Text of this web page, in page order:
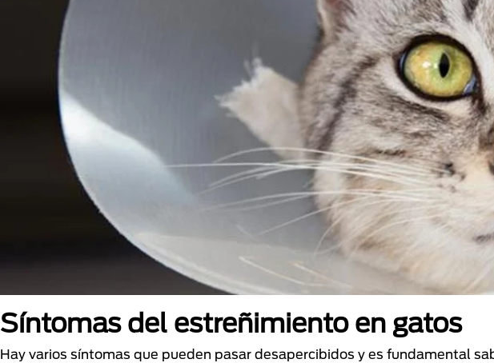
Síntomas del estreñimiento en gatos
Hay varios síntomas que pueden pasar desapercibidos y es fundamental